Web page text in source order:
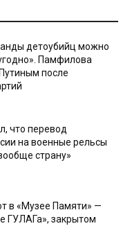
детоубийц можно
Памфилова
после
что перевод
на военные рельсы
страну»
в «Музее Памяти» —
ГУЛАГа», закрытом